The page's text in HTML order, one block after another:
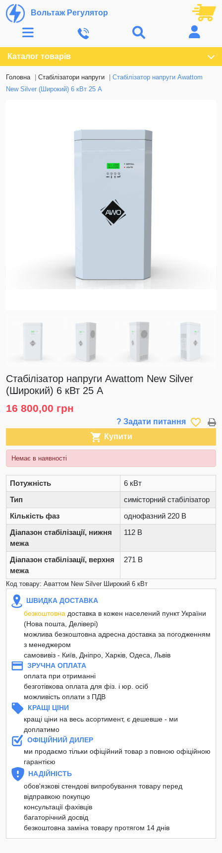
Вольтаж Регулятор
Каталог товарів
Головна Стабілізатори напруги
Стабілізатор напруги Awattom
New Silver (Широкий) 6 кВт 25 А
Стабілізатор напруги Awattom New Silver
(Широкий) 6 кВт 25 А
16 800,00 грн
? Задати питання favorite_border
 Купити
Немає в наявності
Потужність
6 кВт
Тип
симісторний стабілізатор
Кількість фаз
однофазний 220 В
Діапазон стабілізації, нижня
межа
112 В
Діапазон стабілізації, верхня
межа
271 В
Код товару: Аваттом New Silver Широкий 6 кВт
ШВИДКА ДОСТАВКА
безкоштовна доставка в кожен населений пункт України
(Нова пошта, Делівері)
можлива безкоштовна адресна доставка за погодженням
з менеджером
самовивіз - Київ, Дніпро, Харків, Одеса, Львів
ЗРУЧНА ОПЛАТА
оплата при отриманні
безготівкова оплата для фіз. і юр. осіб
можливість оплати з ПДВ
КРАЩІ ЦІНИ
кращі ціни на весь асортимент, є дешевше - ми
доплатимо
ОФІЦІЙНИЙ ДИЛЕР
ми продаємо тільки офіційний товар з повною офіційною
гарантією
НАДІЙНІСТЬ
обов'язкові стендові випробування товару перед
відправкою покупцю
консультації фахівців
багаторічний досвід
безкоштовна заміна товару протягом 14 днів